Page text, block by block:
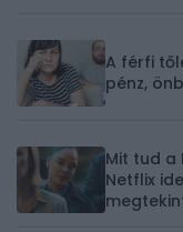
A férfi
pénz,
Mit tud a
Netflix